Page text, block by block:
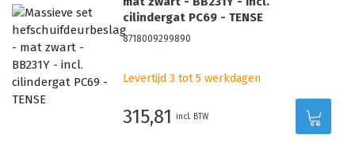
cilindergat PC69 - TENSE
8718009299890
Levertijd 3 tot 5 werkdagen
315,81 incl. BTW